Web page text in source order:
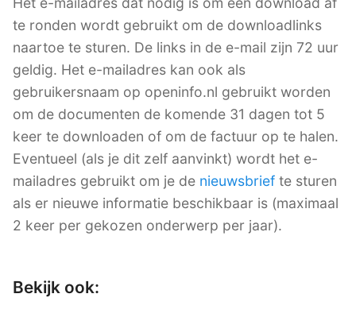
te ronden wordt gebruikt om de downloadlinks
naartoe te sturen. De links in de e-mail zijn 72 uur
geldig. Het e-mailadres kan ook als
gebruikersnaam op openinfo.nl gebruikt worden
om de documenten de komende 31 dagen tot 5
keer te downloaden of om de factuur op te halen.
Eventueel (als je dit zelf aanvinkt) wordt het e-
mailadres gebruikt om je de nieuwsbrief te sturen
als er nieuwe informatie beschikbaar is (maximaal
2 keer per gekozen onderwerp per jaar).
Bekijk ook: